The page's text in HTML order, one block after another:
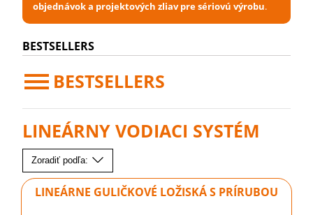
objednávok a projektových zliav pre sériovú výrobu.
BESTSELLERS
BESTSELLERS
LINEÁRNY VODIACI SYSTÉM
Zoradiť podľa:
LINEÁRNE GULIČKOVÉ LOŽISKÁ S PRÍRUBOU